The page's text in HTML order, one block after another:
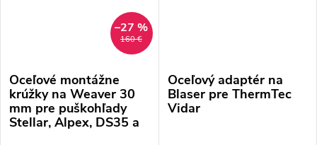
160 €
–27 %
Oceľové montážne
krúžky na Weaver 30
mm pre puškohľady
Stellar, Alpex, DS35 a
Oceľový adaptér na
Blaser pre ThermTec
Vidar